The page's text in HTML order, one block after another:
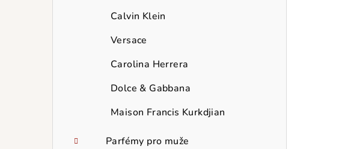
Calvin Klein
Versace
Carolina Herrera
Dolce & Gabbana
Maison Francis Kurkdjian
Parfémy pro muže